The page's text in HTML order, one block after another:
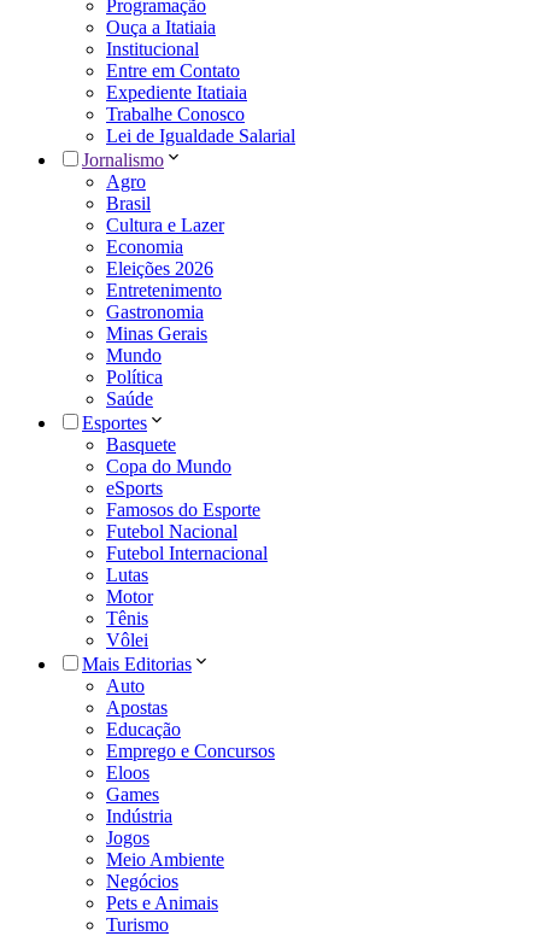
Programação
Ouça a Itatiaia
Institucional
Entre em Contato
Expediente Itatiaia
Trabalhe Conosco
Lei de Igualdade Salarial
Jornalismo
Agro
Brasil
Cultura e Lazer
Economia
Eleições 2026
Entretenimento
Gastronomia
Minas Gerais
Mundo
Política
Saúde
Esportes
Basquete
Copa do Mundo
eSports
Famosos do Esporte
Futebol Nacional
Futebol Internacional
Lutas
Motor
Tênis
Vôlei
Mais Editorias
Auto
Apostas
Educação
Emprego e Concursos
Eloos
Games
Indústria
Jogos
Meio Ambiente
Negócios
Pets e Animais
Turismo